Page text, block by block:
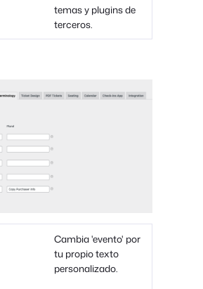
temas y plugins de
terceros.
Cambia 'evento' por
tu propio texto
personalizado.